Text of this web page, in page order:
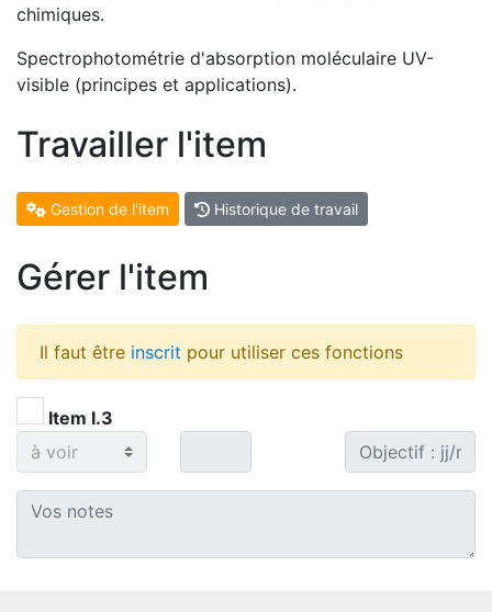
chimiques.
Spectrophotométrie d'absorption moléculaire UV-
visible (principes et applications).
Travailler l'item
Gestion de l'item Historique de travail
Gérer l'item
Il faut être inscrit pour utiliser ces fonctions
Item I.3